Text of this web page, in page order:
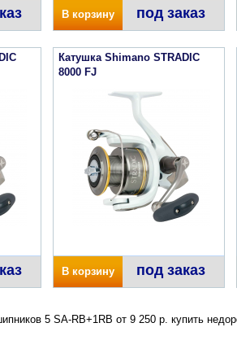
В корзину под заказ
Катушка Shimano STRADIC
8000 FJ
В корзину под заказ
5 SA-RB+1RB от 9 250 р. купить